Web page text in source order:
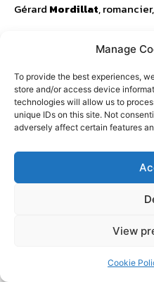
Manage
To provide the best experiences,
store and/or access device
technologies will allow us to
unique IDs on this site. Not
adversely affect certain features
View
Cookie
Gérard Mordillat,
, militant
CristinaMoyano,
AlfonsoMusci, journaliste,
SébastienNadot, député
Jamel EddineNaji,
, philosophe (Italie)